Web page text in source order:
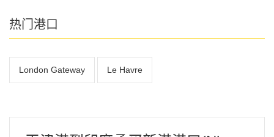
热门港口
London Gateway Le Havre